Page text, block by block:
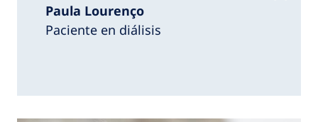
Paula Lourenço
Paciente en diálisis